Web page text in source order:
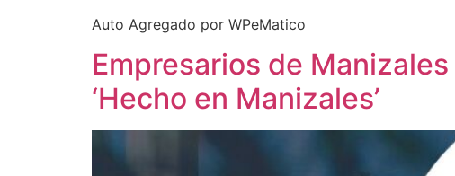
Auto Agregado por WPeMatico
Empresarios de
‘Hecho en Manizales’